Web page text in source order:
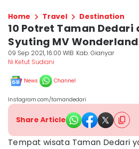
Home Travel Destination
10 Potret Taman Dedari
Syuting MV
09 Sep 2021, 16:00 WIB Kab. Gianyar
Ni Ketut Sudiani
News Channel
Instagram.com/tamandedari
Share Article
Tempat wisata Taman Dedari